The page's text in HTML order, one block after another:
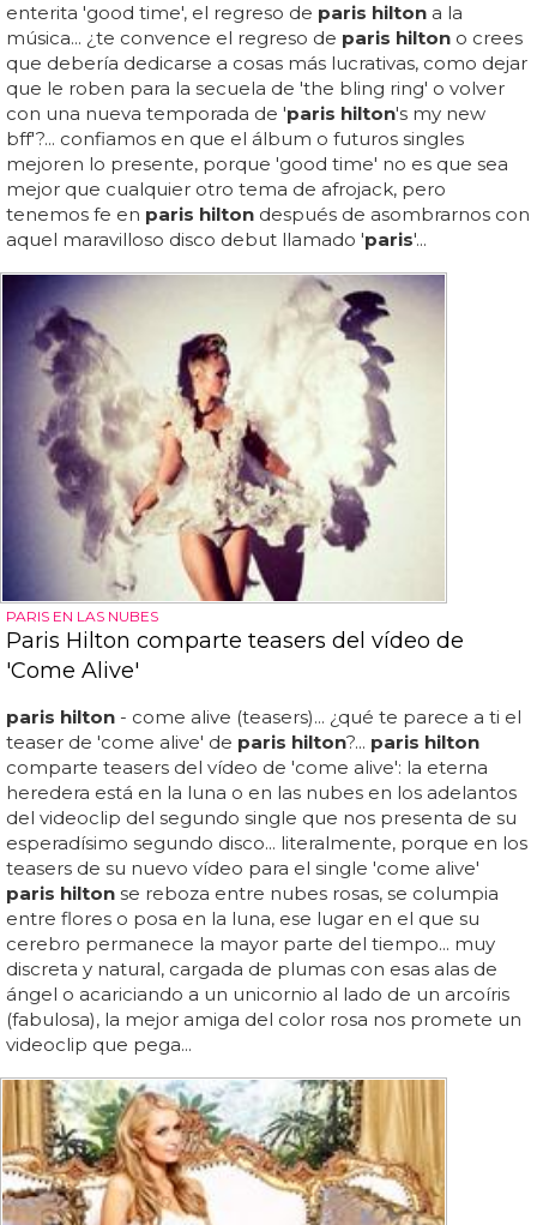
enterita 'good time', el regreso de paris hilton a la
música... ¿te convence el regreso de paris hilton o crees
que debería dedicarse a cosas más lucrativas, como dejar
que le roben para la secuela de 'the bling ring' o volver
con una nueva temporada de 'paris hilton's my new
bff'?... confiamos en que el álbum o futuros singles
mejoren lo presente, porque 'good time' no es que sea
mejor que cualquier otro tema de afrojack, pero
tenemos fe en paris hilton después de asombrarnos con
aquel maravilloso disco debut llamado 'paris'...
PARIS EN LAS NUBES
Paris Hilton comparte teasers del vídeo de
'Come Alive'
paris hilton - come alive (teasers)... ¿qué te parece a ti el
teaser de 'come alive' de paris hilton?... paris hilton
comparte teasers del vídeo de 'come alive': la eterna
heredera está en la luna o en las nubes en los adelantos
del videoclip del segundo single que nos presenta de su
esperadísimo segundo disco... literalmente, porque en los
teasers de su nuevo vídeo para el single 'come alive'
paris hilton se reboza entre nubes rosas, se columpia
entre flores o posa en la luna, ese lugar en el que su
cerebro permanece la mayor parte del tiempo... muy
discreta y natural, cargada de plumas con esas alas de
ángel o acariciando a un unicornio al lado de un arcoíris
(fabulosa), la mejor amiga del color rosa nos promete un
videoclip que pega...